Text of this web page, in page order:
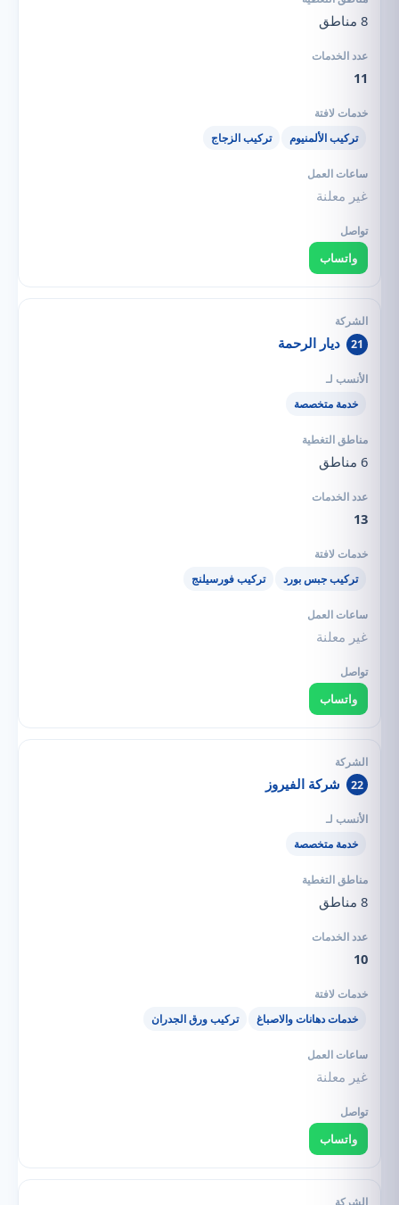
8 مناطق
11
تركيب الألمنيوم تركيب الزجاج
غير معلنة
واتساب
21 ديار الرحمة
خدمة متخصصة
6 مناطق
13
تركيب جبس بورد تركيب فورسيلنج
غير معلنة
واتساب
22 شركة الفيروز
خدمة متخصصة
8 مناطق
10
خدمات دهانات والاصباغ تركيب ورق الجدران
غير معلنة
واتساب